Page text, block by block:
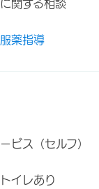
関する相談
薬指導
ビス（セルフ）
イレあり